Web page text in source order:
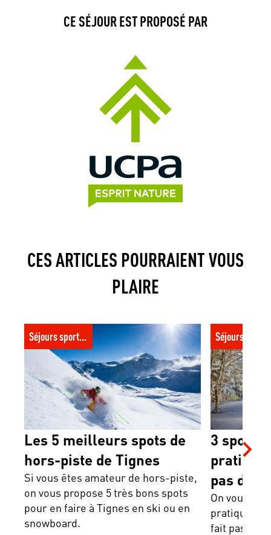
CE SÉJOUR EST PROPOSÉ PAR
CES ARTICLES POURRAIENT VOUS
PLAIRE
Les 5 meilleurs spots de hors-piste de
Tignes
Séjours sportifs
Les 5 meilleurs spots de
hors-piste de Tignes
Si vous êtes amateur de hors-piste,
on vous propose 5 très bons spots
pour en faire à Tignes en ski ou en
snowboard.
3 sports
fait pas de ski
3 sports
pas de
On vous
pratiquer
fait pas de